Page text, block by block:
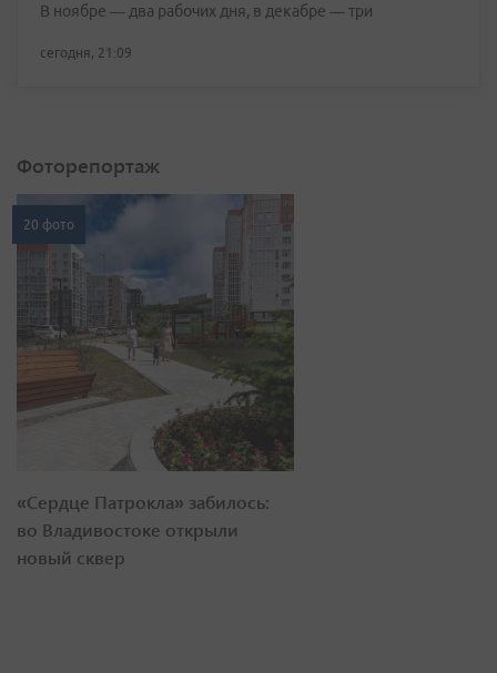
В ноябре — два рабочих дня, в декабре — три
сегодня, 21:09
Фоторепортаж
20 фото
«Сердце Патрокла» забилось:
во Владивостоке открыли
новый сквер